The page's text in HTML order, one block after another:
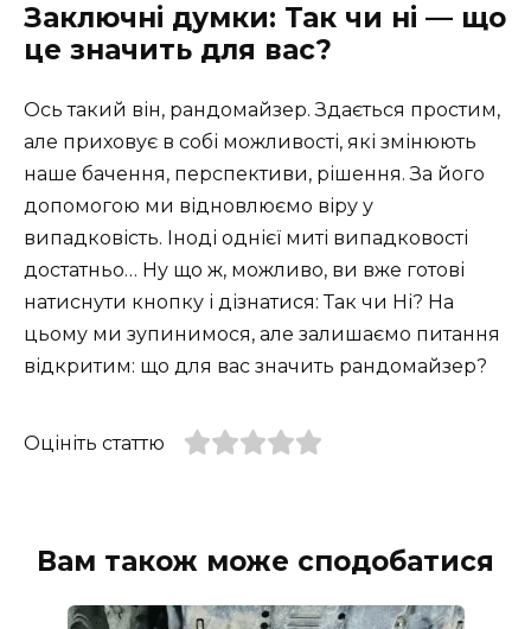
Заключні думки: Так чи ні — що
це значить для вас?
Ось такий він, рандомайзер. Здається простим,
але приховує в собі можливості, які змінюють
наше бачення, перспективи, рішення. За його
допомогою ми відновлюємо віру у
випадковість. Іноді однієї миті випадковості
достатньо… Ну що ж, можливо, ви вже готові
натиснути кнопку і дізнатися: Так чи Ні? На
цьому ми зупинимося, але залишаємо питання
відкритим: що для вас значить рандомайзер?
Оцініть статтю
Вам також може сподобатися